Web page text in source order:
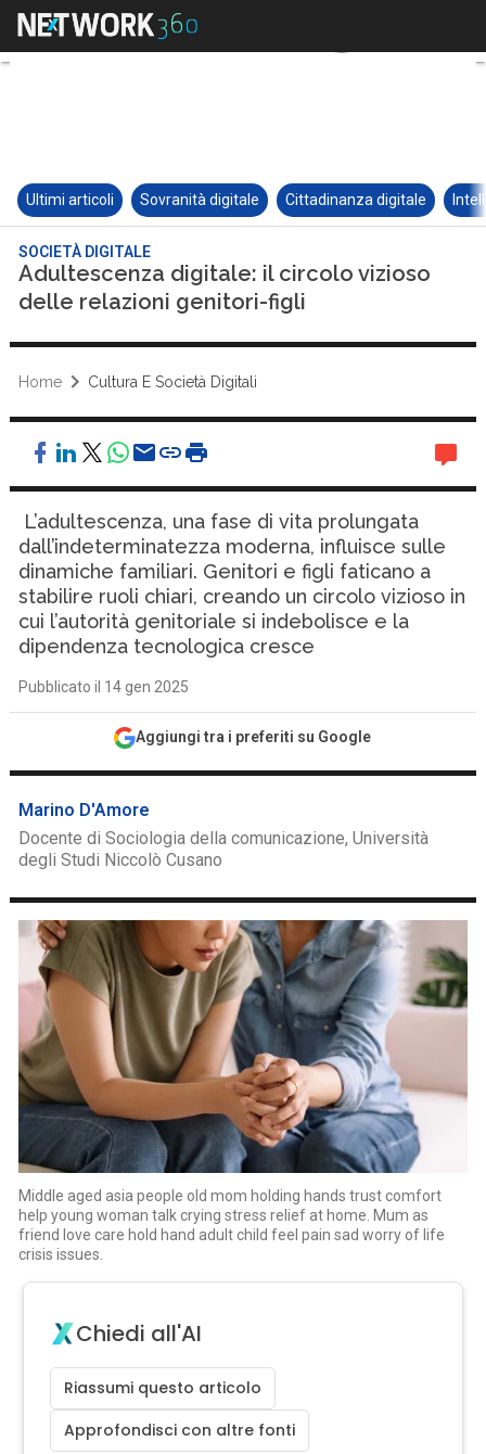
Ultimi articoli Sovranità digitale Cittadinanza digitale
SOCIETÀ DIGITALE
Adultescenza digitale: il circolo vizioso
delle relazioni genitori-figli
Home Cultura E Società Digitali
L’adultescenza, una fase di vita prolungata
dall’indeterminatezza moderna, influisce sulle
dinamiche familiari. Genitori e figli faticano a
stabilire ruoli chiari, creando un circolo vizioso in
cui l’autorità genitoriale si indebolisce e la
dipendenza tecnologica cresce
Pubblicato il 14 gen 2025
Aggiungi tra i preferiti su Google
Marino D'Amore
Docente di Sociologia della comunicazione, Università
degli Studi Niccolò Cusano
Middle aged asia people old mom holding hands trust comfort
help young woman talk crying stress relief at home. Mum as
friend love care hold hand adult child feel pain sad worry of life
crisis issues.
Chiedi all'AI
Riassumi questo articolo
Approfondisci con altre fonti